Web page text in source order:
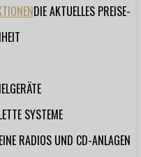
DIE AKTUELLES PREISE-
SYSTEME
RADIOS UND CD-ANLAGEN